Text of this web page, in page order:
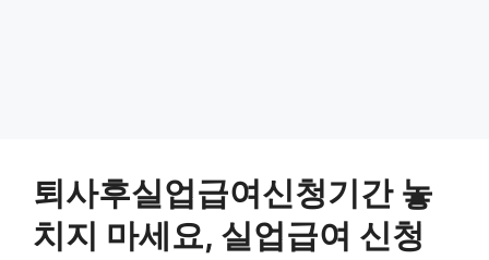
퇴사후실업급여신청기간 놓
치지 마세요, 실업급여 신청